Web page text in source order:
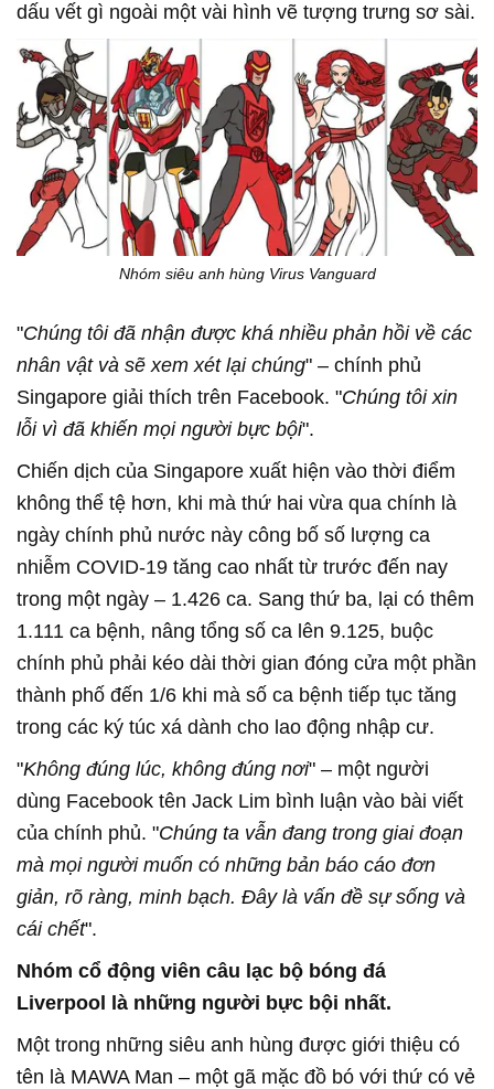
dấu vết gì ngoài một vài hình vẽ tượng trưng sơ sài.
Nhóm siêu anh hùng Virus Vanguard
"Chúng tôi đã nhận được khá nhiều phản hồi về các
nhân vật và sẽ xem xét lại chúng" – chính phủ
Singapore giải thích trên Facebook. "Chúng tôi xin
lỗi vì đã khiến mọi người bực bội".
Chiến dịch của Singapore xuất hiện vào thời điểm
không thể tệ hơn, khi mà thứ hai vừa qua chính là
ngày chính phủ nước này công bố số lượng ca
nhiễm COVID-19 tăng cao nhất từ trước đến nay
trong một ngày – 1.426 ca. Sang thứ ba, lại có thêm
1.111 ca bệnh, nâng tổng số ca lên 9.125, buộc
chính phủ phải kéo dài thời gian đóng cửa một phần
thành phố đến 1/6 khi mà số ca bệnh tiếp tục tăng
trong các ký túc xá dành cho lao động nhập cư.
"Không đúng lúc, không đúng nơi" – một người
dùng Facebook tên Jack Lim bình luận vào bài viết
của chính phủ. "Chúng ta vẫn đang trong giai đoạn
mà mọi người muốn có những bản báo cáo đơn
giản, rõ ràng, minh bạch. Đây là vấn đề sự sống và
cái chết".
Nhóm cổ động viên câu lạc bộ bóng đá
Liverpool là những người bực bội nhất.
Một trong những siêu anh hùng được giới thiệu có
tên là MAWA Man – một gã mặc đồ bó với thứ có vẻ